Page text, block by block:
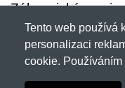
Zpráva*
Zákaznický servis
Novinky emailem
Tento web používá
personalizaci
cookie.